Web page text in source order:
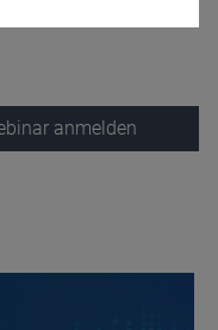
anmelden